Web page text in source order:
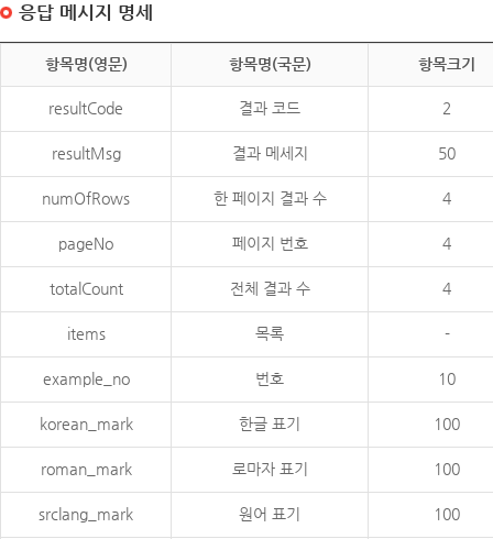
응답 메시지 명세
항목명(영문) 항목명(국문) 항목크기
resultCode 결과 코드 2
resultMsg 결과 메세지 50
numOfRows 한 페이지 결과 수 4
pageNo 페이지 번호 4
totalCount 전체 결과 수 4
items 목록 -
example_no 번호 10
korean_mark 한글 표기 100
roman_mark 로마자 표기 100
srclang_mark 원어 표기 100